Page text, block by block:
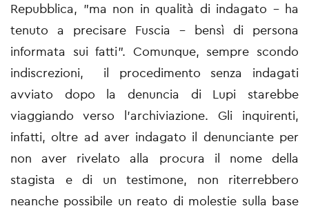
Repubblica, "ma non in qualità di indagato - ha
tenuto a precisare Fuscia - bensì di persona
informata sui fatti". Comunque, sempre scondo
indiscrezioni, il procedimento senza indagati
avviato dopo la denuncia di Lupi starebbe
viaggiando verso l'archiviazione. Gli inquirenti,
infatti, oltre ad aver indagato il denunciante per
non aver rivelato alla procura il nome della
stagista e di un testimone, non riterrebbero
neanche possibile un reato di molestie sulla base